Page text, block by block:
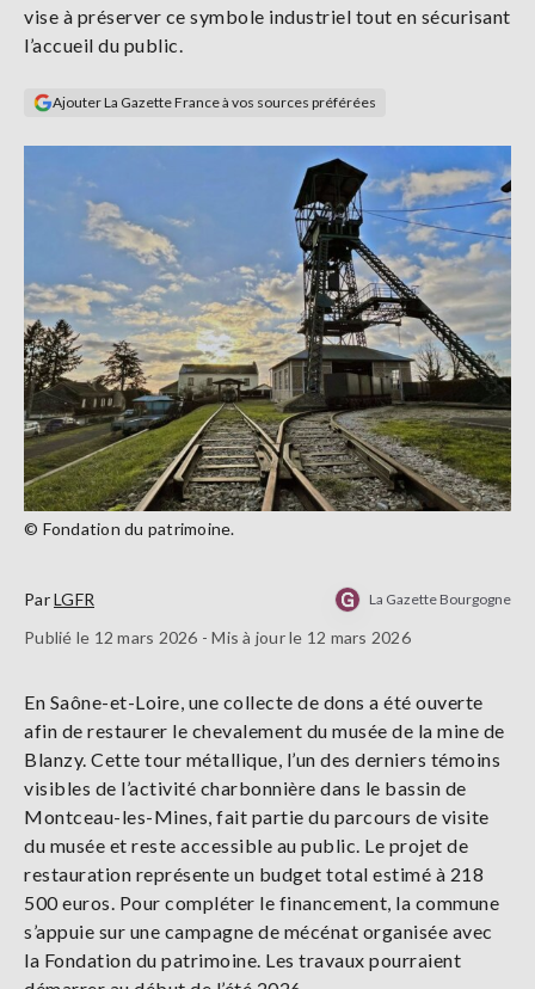
S'abonner
vise à préserver ce symbole industriel tout en sécurisant
l’accueil du public.
Ajouter La Gazette France à vos sources préférées
© Fondation du patrimoine.
ParLGFR La Gazette Bourgogne
Publié le 12 mars 2026 - Mis à jour le 12 mars 2026
En Saône-et-Loire, une collecte de dons a été ouverte
afin de restaurer le chevalement du musée de la mine de
Blanzy. Cette tour métallique, l’un des derniers témoins
visibles de l’activité charbonnière dans le bassin de
Montceau-les-Mines, fait partie du parcours de visite
du musée et reste accessible au public. Le projet de
restauration représente un budget total estimé à 218
500 euros. Pour compléter le financement, la commune
s’appuie sur une campagne de mécénat organisée avec
la Fondation du patrimoine. Les travaux pourraient